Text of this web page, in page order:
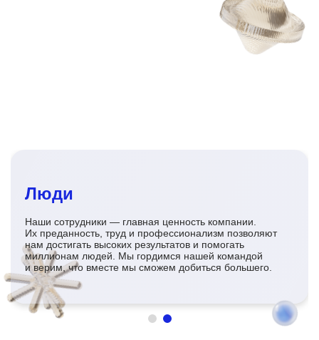
Люди
Наши сотрудники — главная ценность компании.
Их преданность, труд и профессионализм позволяют
нам достигать высоких результатов и помогать
миллионам людей. Мы гордимся нашей командой
и верим, что вместе мы сможем добиться большего.